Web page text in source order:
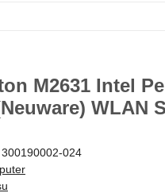
M2631 Intel
WLAN
300190002-024